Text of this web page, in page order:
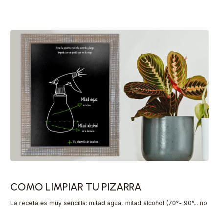
COMO LIMPIAR TU PIZARRA
La receta es muy sencilla: mitad agua, mitad alcohol (70°- 90°... no